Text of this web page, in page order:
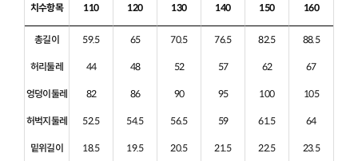
치수항목 110 120 130 140 150 160
총길이 59.5 65 70.5 76.5 82.5 88.5
허리둘레 44 48 52 57 62 67
엉덩이둘레 82 86 90 95 100 105
허벅지둘레 52.5 54.5 56.5 59 61.5 64
밑위길이 18.5 19.5 20.5 21.5 22.5 23.5